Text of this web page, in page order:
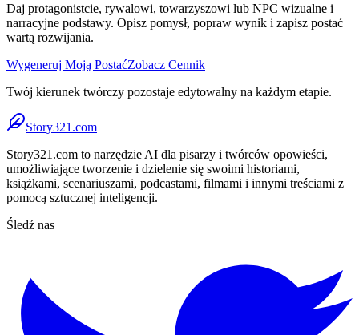
Daj protagonistcie, rywalowi, towarzyszowi lub NPC wizualne i
narracyjne podstawy. Opisz pomysł, popraw wynik i zapisz postać
wartą rozwijania.
Wygeneruj Moją PostaćZobacz Cennik
Twój kierunek twórczy pozostaje edytowalny na każdym etapie.
Story321.com
Story321.com to narzędzie AI dla pisarzy i twórców opowieści,
umożliwiające tworzenie i dzielenie się swoimi historiami,
książkami, scenariuszami, podcastami, filmami i innymi treściami z
pomocą sztucznej inteligencji.
Śledź nas